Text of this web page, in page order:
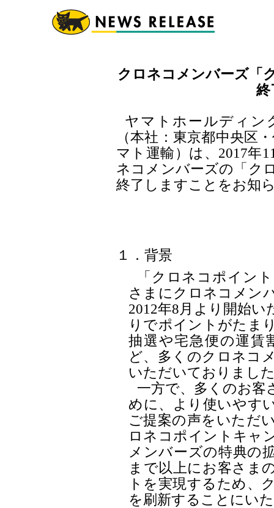
クロネコメンバーズ「
終
ヤマトホールディン
（本社：東京都中央区
マト運輸）は、2017年
ネコメンバーズの「ク
終了しますことをお知
１．背景
「クロネコポイン
さまにクロネコメン
2012年8月より開始
りでポイントがたま
抽選や宅急便の運賃
ど、多くのクロネコ
いただいておりまし
一方で、多くのお客
めに、より使いやす
ご提案の声をいただ
ロネコポイントキャ
メンバーズの特典の
まで以上にお客さま
トを実現するため、
を刷新することにい